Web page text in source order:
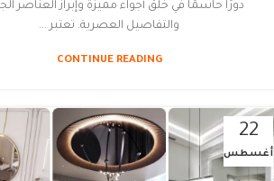
دورًا حاسمًا في خلق أجواء مميزة وإبراز العناصر
والتفاصيل العصرية. تعتبر ...
CONTINUE READING
22
أغسطس